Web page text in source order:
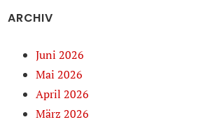
ARCHIV
Juni 2026
Mai 2026
April 2026
März 2026